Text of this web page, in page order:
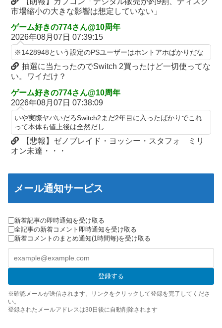
【幽霊否定派、完全論破】幽霊がいないなら午前2時に一人で墓
石を木刀で叩き割れるよな？ｗｗｗｗｗ
神谷玲子の新台は神ぱち!? #75【「e七つの大罪3」1回転で大当
たり＝速さが段違い！渾身のRUSHに神谷が挑む！！】
【実戦報告】Lストリートファイター6の評判まとめ！ヤレる感が
微妙！？もう稼働貢献週の予想をするユーザーも！？
4号機ジジイ「どんなノーマルタイプでも下皿はガッチガチがデ
フォ」←マジで無駄な事やってるよな
【画像】田中みな実さん、妊娠中とは思えないヒール姿で登場し
てしまう
ワイ手取り15万正社員→副業でウーバーやってるんやが金がない
株式投資、若年男性の自信喪失の原因に-6割超が「人生の敗者」
自認
韓国警察、大韓サッカー協会を家宅捜索 代表監督選考巡り
パヨク「アジア人民、中国人民と連帯して戦おー！悪政高市を打
いそう…会社滅茶苦茶やろなぁ」
【悲報】茂木敏充外相、『大炎上』してしまう！！！！！！！
ントが主張、虚言疑惑が出ると「その男の垢を発見した」と追加
【バンダイ】「食玩」「プライズ」「ガシャポン」2026年8月発
売商品【発売スケジュール】
【〈物語〉シリーズ】セガ「忍野忍」「斧乃木余接」プライズフ
ィギュア【彩色原型公開】
三菱自動車、「パジェロ」の中型版・小型版も発売へ
【衝撃】 中国製ルーター20機種にバックドア発見！ ネットに繋
ぐだけで35秒ごとに中国のサーバーと通信
影山優佳、赤ランジェリー×網タイツがスケベ過ぎる！只の痴女
だろ・・・
【有能】政府「トラックはサービスエリア利用有料化すればサボ
らず走るし流問題解決じゃね？」
母と一緒の時に、明らかに足に障害がある方が歩いていた。母
「なんであんな歩き方なの？ふざけてるの？」
今季もタイトル獲得を目指すFC町田ゼルビア黒田剛監督が抱負を
語る
【ポケモンGO】「色違い000個体」とかい逆にレアな個体
外国人「2002年W杯は?」韓国サッカーに衝撃的不祥事！W杯予
【ウマ娘】わたしの全力受け止めて♡ ←「またへんないきものが
市場縮小の大きな影響は想定していない」
ゲーム好きの774さん@10周年
2026年08月07日 07:39:15
※1428948という設定のPSユーザーはホントアホばかりだな
抽選に当たったのでSwitch 2買ったけど一切使ってな
い。ワイだけ？
ゲーム好きの774さん@10周年
2026年08月07日 07:38:09
いや実際ヤバいだろSwitch2まだ2年目に入ったばかりでこれ
って本体も値上後は全然だし
【悲報】ゼノブレイド・ヨッシー・スタフォ ミリ
オン未達・・・
メール通知サービス
新着記事の即時通知を受け取る
全記事の新着コメント即時通知を受け取る
新着コメントのまとめ通知(1時間毎)を受け取る
登録する
※確認メールが送信されます。リンクをクリックして登録を完了してくださ
い。
登録されたメールアドレスは30日後に自動削除されます